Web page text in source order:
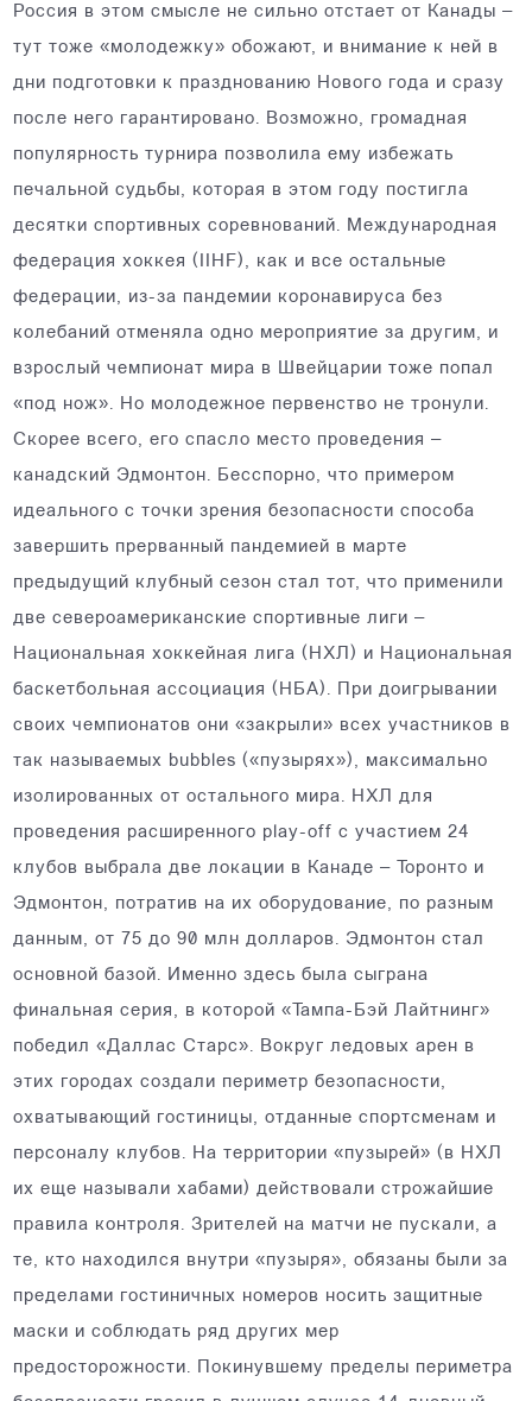
Россия в этом смысле не сильно отстает от Канады –
тут тоже «молодежку» обожают, и внимание к ней в
дни подготовки к празднованию Нового года и сразу
после него гарантировано. Возможно, громадная
популярность турнира позволила ему избежать
печальной судьбы, которая в этом году постигла
десятки спортивных соревнований. Международная
федерация хоккея (IIHF), как и все остальные
федерации, из-за пандемии коронавируса без
колебаний отменяла одно мероприятие за другим, и
взрослый чемпионат мира в Швейцарии тоже попал
«под нож». Но молодежное первенство не тронули.
Скорее всего, его спасло место проведения –
канадский Эдмонтон. Бесспорно, что примером
идеального с точки зрения безопасности способа
завершить прерванный пандемией в марте
предыдущий клубный сезон стал тот, что применили
две североамериканские спортивные лиги –
Национальная хоккейная лига (НХЛ) и Национальная
баскетбольная ассоциация (НБА). При доигрывании
своих чемпионатов они «закрыли» всех участников в
так называемых bubbles («пузырях»), максимально
изолированных от остального мира. НХЛ для
проведения расширенного play-off с участием 24
клубов выбрала две локации в Канаде – Торонто и
Эдмонтон, потратив на их оборудование, по разным
данным, от 75 до 90 млн долларов. Эдмонтон стал
основной базой. Именно здесь была сыграна
финальная серия, в которой «Тампа-Бэй Лайтнинг»
победил «Даллас Старс». Вокруг ледовых арен в
этих городах создали периметр безопасности,
охватывающий гостиницы, отданные спортсменам и
персоналу клубов. На территории «пузырей» (в НХЛ
их еще называли хабами) действовали строжайшие
правила контроля. Зрителей на матчи не пускали, а
те, кто находился внутри «пузыря», обязаны были за
пределами гостиничных номеров носить защитные
маски и соблюдать ряд других мер
предосторожности. Покинувшему пределы периметра